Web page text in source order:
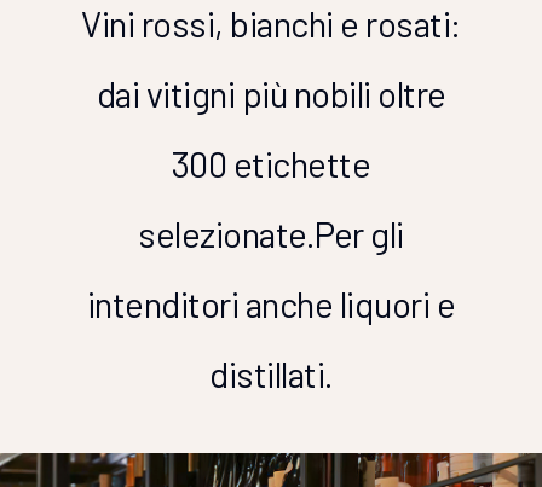
Vini rossi, bianchi e rosati:
dai vitigni più nobili oltre
300 etichette
selezionate.Per gli
intenditori anche liquori e
distillati.